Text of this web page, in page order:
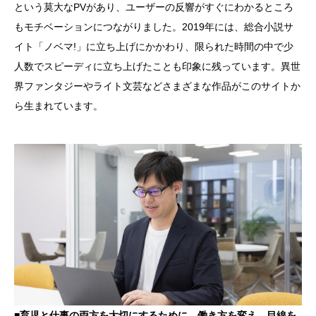
という莫大なPVがあり、ユーザーの反響がすぐにわかるところ
もモチベーションにつながりました。2019年には、総合小説サ
イト「ノベマ!」に立ち上げにかかわり、限られた時間の中で少
人数でスピーディに立ち上げたことも印象に残っています。異世
界ファンタジーやライト文芸などさまざまな作品がこのサイトか
ら生まれています。